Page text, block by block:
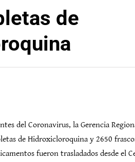
de
del Coronavirus, la Gerencia
de Hidroxicloroquina y 2650
fueron trasladados desde el